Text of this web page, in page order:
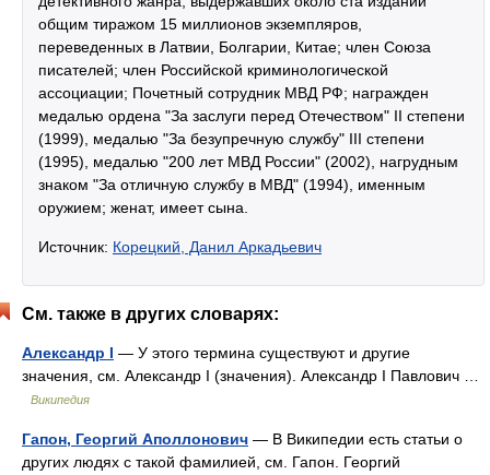
общим тиражом 15 миллионов экземпляров,
переведенных в Латвии, Болгарии, Китае; член Союза
писателей; член Российской криминологической
ассоциации; Почетный сотрудник МВД РФ; награжден
медалью ордена "За заслуги перед Отечеством" II степени
(1999), медалью "За безупречную службу" III степени
(1995), медалью "200 лет МВД России" (2002), нагрудным
знаком "За отличную службу в МВД" (1994), именным
оружием; женат, имеет сына.
Источник: Корецкий, Данил Аркадьевич
См. также в других словарях:
Александр I — У этого термина существуют и другие
значения, см. Александр I (значения). Александр I Павлович …
Википедия
Гапон, Георгий Аполлонович — В Википедии есть статьи о
других людях с такой фамилией, см. Гапон. Георгий